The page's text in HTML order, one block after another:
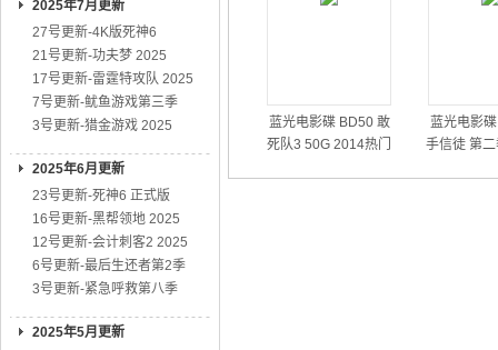
2025年7月更新
27号更新-4K版死神6
21号更新-功夫梦 2025
17号更新-雷霆特攻队 2025
7号更新-鱿鱼游戏第三季
3号更新-猎金游戏 2025
2025年6月更新
23号更新-死神6 正式版
16号更新-黑帮领地 2025
12号更新-会计刺客2 2025
6号更新-最后生还者第2季
3号更新-紧急呼救第八季
2025年5月更新
蓝光电影碟 BD50 敢
死队3 50G 2014热门
蓝光电影
手信徒 第